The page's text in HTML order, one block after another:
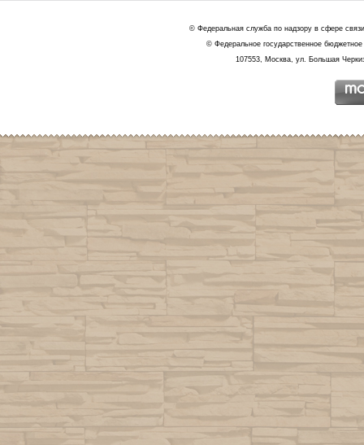
© Федеральная служба по надзору в сфере
© Федеральное государственное
107553, Москва, ул. Большая